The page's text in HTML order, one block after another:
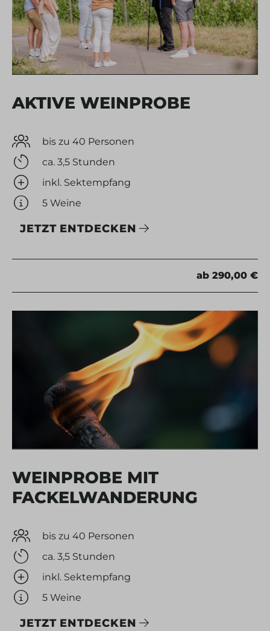
AKTIVE WEINPROBE
bis zu 40 Personen
ca. 3,5 Stunden
inkl. Sektempfang
5 Weine
JETZT ENTDECKEN
ab 290,00 €
WEINPROBE MIT
FACKELWANDERUNG
bis zu 40 Personen
ca. 3,5 Stunden
inkl. Sektempfang
5 Weine
JETZT ENTDECKEN